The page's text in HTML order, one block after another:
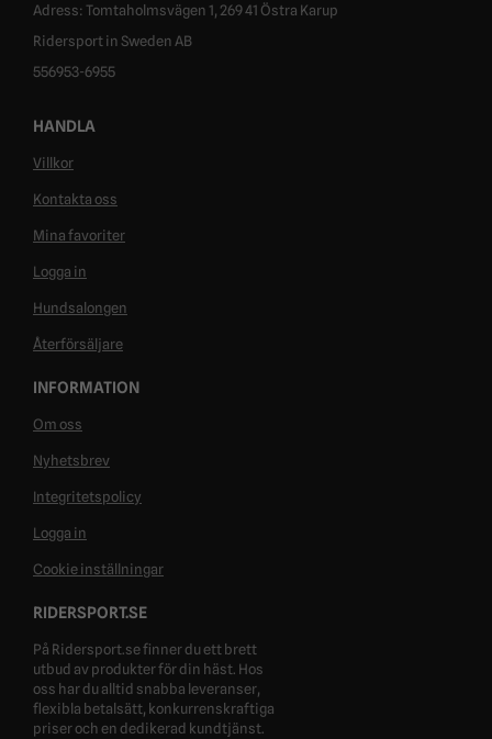
Adress: Tomtaholmsvägen 1, 269 41 Östra Karup
Ridersport in Sweden AB
556953-6955
HANDLA
Villkor
Kontakta oss
Mina favoriter
Logga in
Hundsalongen
Återförsäljare
INFORMATION
Om oss
Nyhetsbrev
Integritetspolicy
Logga in
Cookie inställningar
RIDERSPORT.SE
På Ridersport.se finner du ett brett
utbud av produkter för din häst. Hos
oss har du alltid snabba leveranser,
flexibla betalsätt, konkurrenskraftiga
priser och en dedikerad kundtjänst.